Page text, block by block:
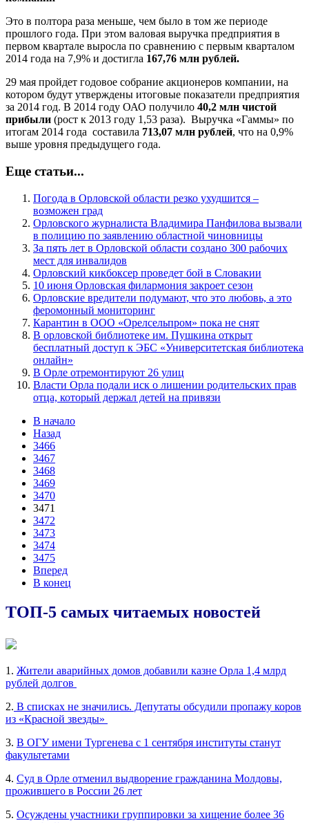
Это в полтора раза меньше, чем было в том же периоде
прошлого года. При этом валовая выручка предприятия в
первом квартале выросла по сравнению с первым кварталом
2014 года на 7,9% и достигла 167,76 млн рублей.
29 мая пройдет годовое собрание акционеров компании, на
котором будут утверждены итоговые показатели предприятия
за 2014 год. В 2014 году ОАО получило 40,2 млн чистой
прибыли (рост к 2013 году 1,53 раза). Выручка «Гаммы» по
итогам 2014 года составила 713,07 млн рублей, что на 0,9%
выше уровня предыдущего года.
Еще статьи...
Погода в Орловской области резко ухудшится –
возможен град
Орловского журналиста Владимира Панфилова вызвали
в полицию по заявлению областной чиновницы
За пять лет в Орловской области создано 300 рабочих
мест для инвалидов
Орловский кикбоксер проведет бой в Словакии
10 июня Орловская филармония закроет сезон
Орловские вредители подумают, что это любовь, а это
феромонный мониторинг
Карантин в ООО «Орелсельпром» пока не снят
В орловской библиотеке им. Пушкина открыт
бесплатный доступ к ЭБС «Университетская библиотека
oнлайн»
В Орле отремонтируют 26 улиц
Власти Орла подали иск о лишении родительских прав
отца, который держал детей на привязи
В начало
Назад
3466
3467
3468
3469
3470
3471
3472
3473
3474
3475
Вперед
В конец
ТОП-5 самых читаемых новостей
1. Жители аварийных домов добавили казне Орла 1,4 млрд
рублей долгов
2. В списках не значились. Депутаты обсудили пропажу коров
из «Красной звезды»
3. В ОГУ имени Тургенева с 1 сентября институты станут
факультетами
4. Суд в Орле отменил выдворение гражданина Молдовы,
прожившего в России 26 лет
5. Осуждены участники группировки за хищение более 36